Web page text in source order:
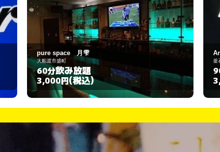
Anarchy ｱﾅｰｷｰ
釜石市大町1-4-5
90分飲み放題
3,000円(税込)